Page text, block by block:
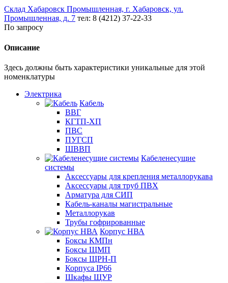
Склад Хабаровск Промышленная, г. Хабаровск, ул.
Промышленная, д. 7 тел: 8 (4212) 37-22-33
По запросу
Описание
Здесь должны быть характеристики уникальные для этой
номенклатуры
Электрика
Кабель
ВВГ
КГТП-ХП
ПВС
ПУГСП
ШВВП
Кабеленесущие
системы
Аксессуары для крепления металлорукава
Аксессуары для труб ПВХ
Арматура для СИП
Кабель-каналы магистральные
Металлорукав
Трубы гофрированные
Корпус НВА
Боксы КМПн
Боксы ЩМП
Боксы ЩРН-П
Корпуса IP66
Шкафы ЩУР